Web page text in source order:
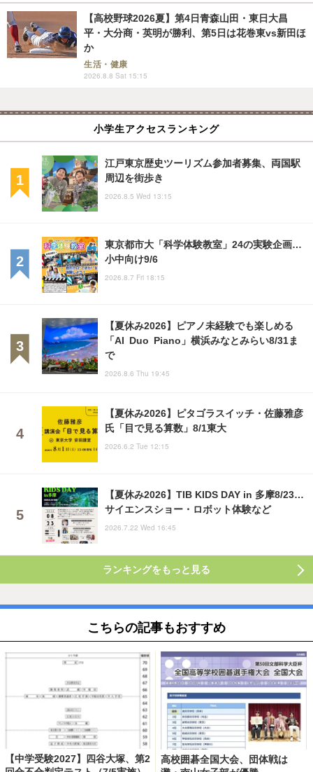
【高校野球2026夏】第4日青森山田・東日大昌
平・大分商・英明が勝利、第5日は花巻東vs新田ほ
か
生活・健康
2026.8.8 Sat 15:15
小学生アクセスランキング
江戸東京歴史ツーリズム参加者募集、両国駅
周辺を街歩き
2026.8.5 Wed 13:15
東京都市大「科学体験教室」24の実験企画…
小中向け9/6
2026.8.7 Fri 18:15
【夏休み2026】ピアノ未経験でも楽しめる
「AI Duo Piano」横浜みなとみらい8/31ま
で
2026.8.6 Thu 19:45
【夏休み2026】ピタゴラスイッチ・佐藤雅彦
氏「目で見る算数」8/1東大
2026.6.2 Tue 12:15
【夏休み2026】TIB KIDS DAY in 多摩8/23…
サイエンスショー・ロボット体験など
2026.7.22 Wed 16:45
ランキングをもっと見る
こちらの記事もおすすめ
【中学受験2027】四谷大塚、第2
高校囲碁全国大会、団体戦は